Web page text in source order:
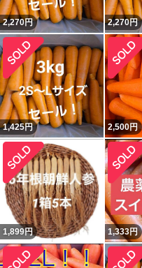
2,270円 2,270円
1,425円 2,500円
1,899円 1,333円